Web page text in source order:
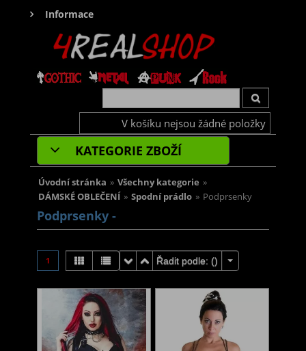
Informace
V košíku nejsou žádné položky
KATEGORIE ZBOŽÍ
Úvodní stránka » Všechny kategorie »
DÁMSKÉ OBLEČENÍ » Spodní prádlo » Podprsenky
Podprsenky -
1 Řadit podle: ()